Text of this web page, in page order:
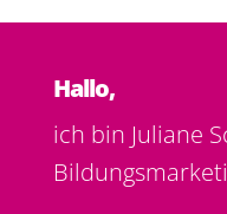
Hallo,
ich bin Juliane